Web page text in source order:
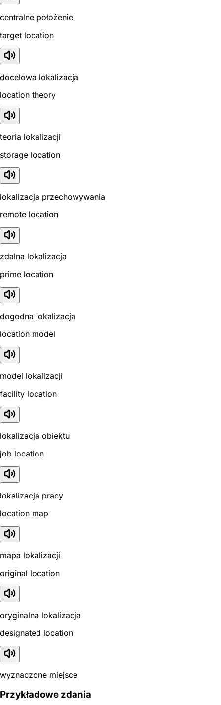
centralne położenie
target location
docelowa lokalizacja
location theory
teoria lokalizacji
storage location
lokalizacja przechowywania
remote location
zdalna lokalizacja
prime location
dogodna lokalizacja
location model
model lokalizacji
facility location
lokalizacja obiektu
job location
lokalizacja pracy
location map
mapa lokalizacji
original location
oryginalna lokalizacja
designated location
wyznaczone miejsce
Przykładowe zdania